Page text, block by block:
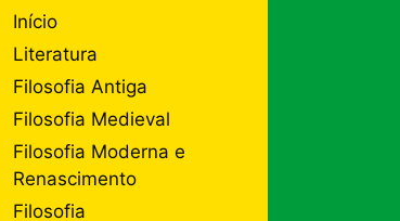
Início
Literatura
Filosofia Antiga
Filosofia Medieval
Filosofia Moderna e
Renascimento
Filosofia